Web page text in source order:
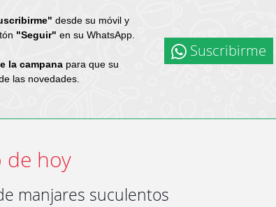
desde su móvil y
"Seguir" en su WhatsApp.
la campanapara que su
las novedades.
Suscribirme
de hoy
manjares suculentos